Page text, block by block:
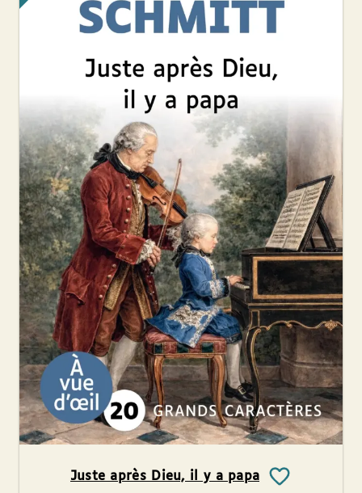
Juste après Dieu, il y a papa